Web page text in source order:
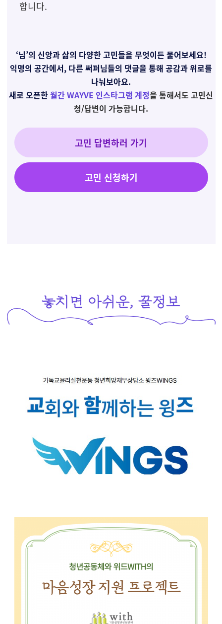
합니다.
‘님’의 신앙과 삶의 다양한 고민들을 무엇이든 물어보세요!
익명의 공간에서, 다른 써퍼님들의 댓글을 통해 공감과 위로를
나눠보아요.
새로 오픈한월간 WAYVE 인스타그램 계정을 통해서도 고민신
청/답변이 가능합니다.
고민 답변하러 가기
고민 신청하기